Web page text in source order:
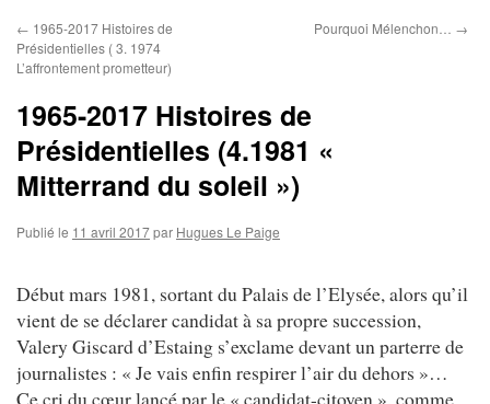
← 1965-2017 Histoires de
Présidentielles ( 3. 1974
L’affrontement prometteur)
Pourquoi Mélenchon… →
1965-2017 Histoires de
Présidentielles (4.1981 «
Mitterrand du soleil »)
Publié le 11 avril 2017par Hugues Le Paige
Début mars 1981, sortant du Palais de l’Elysée, alors qu’il
vient de se déclarer candidat à sa propre succession,
Valery Giscard d’Estaing s’exclame devant un parterre de
journalistes : « Je vais enfin respirer l’air du dehors »…
Ce cri du cœur lancé par le « candidat-citoyen », comme